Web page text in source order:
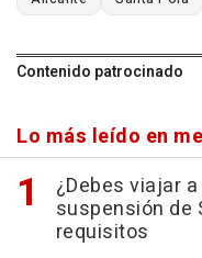
Contenido patrocinado
Lo más leído en
¿Debes viajar
suspensión de
requisitos